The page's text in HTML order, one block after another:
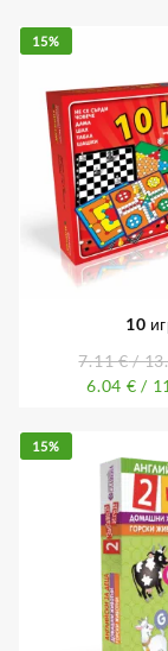
15%
10
7.11€/
6.04 € /
15%